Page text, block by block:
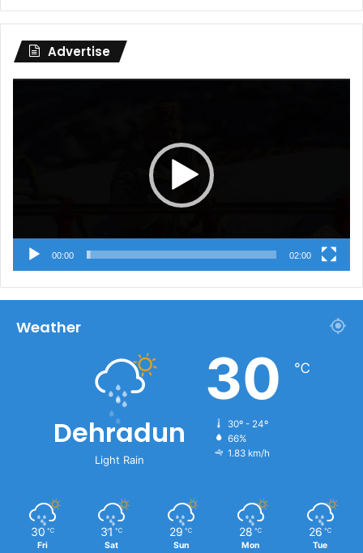
Advertise
00:00 02:00
Weather
Dehradun
Light Rain
30 ℃
30º - 24º
66%
1.83 km/h
30 ℃
Fri
31 ℃
Sat
29 ℃
Sun
28 ℃
Mon
26 ℃
Tue